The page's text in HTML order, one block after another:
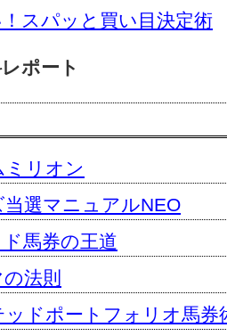
スパッと買い目決定術
ポート
リオン
選マニュアルNEO
馬券の王道
法則
ッドポートフォリオ馬券